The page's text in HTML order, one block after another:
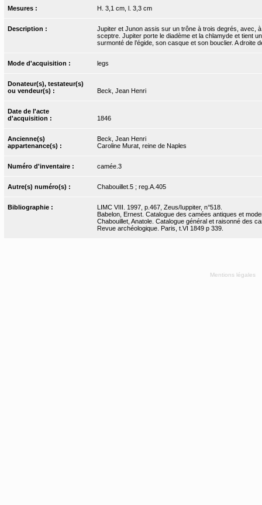
Mesures : H. 3,1 cm, l. 3,3 cm
Description :
Jupiter et Junon assis sur un trône à trois degrés, avec,
sceptre. Jupiter porte le diadème et la chlamyde et tient
surmonté de l’égide, son casque et son bouclier. A
Mode d'acquisition : legs
Donateur(s), testateur(s)
ou vendeur(s) :
Beck, Jean Henri
Date de l'acte
d'acquisition :
1846
Ancienne(s)
appartenance(s) :
Beck, Jean Henri
Caroline Murat, reine de Naples
Numéro d'inventaire : camée.3
Autre(s) numéro(s) : Chabouillet.5 ; reg.A.405
Bibliographie :
LIMC VIII. 1997, p.467, Zeus/Iuppiter, n°518.
Babelon, Ernest. Catalogue des camées antiques et
Chabouillet, Anatole. Catalogue général et raisonné des
Revue archéologique. Paris, t.VI 1849 p 339.
Mentions légales